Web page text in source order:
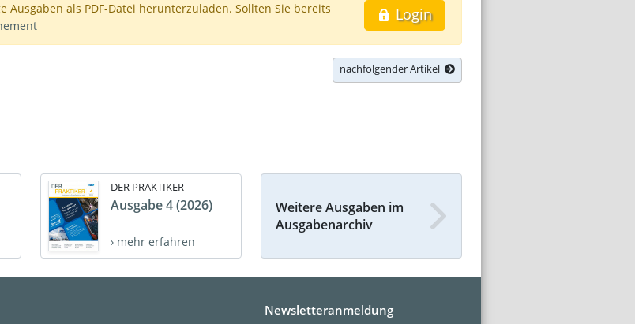
Login
als PDF-Datei herunterzuladen. Sollten Sie bereits
nachfolgender Artikel
DER PRAKTIKER
Ausgabe 4 (2026)
› mehr erfahren
Weitere Ausgaben im
Ausgabenarchiv
Newsletteranmeldung